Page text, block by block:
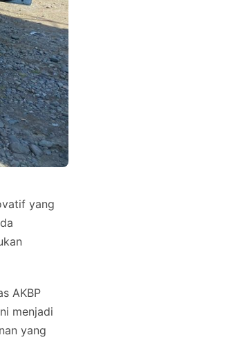
yang
AKBP
menjadi
yang